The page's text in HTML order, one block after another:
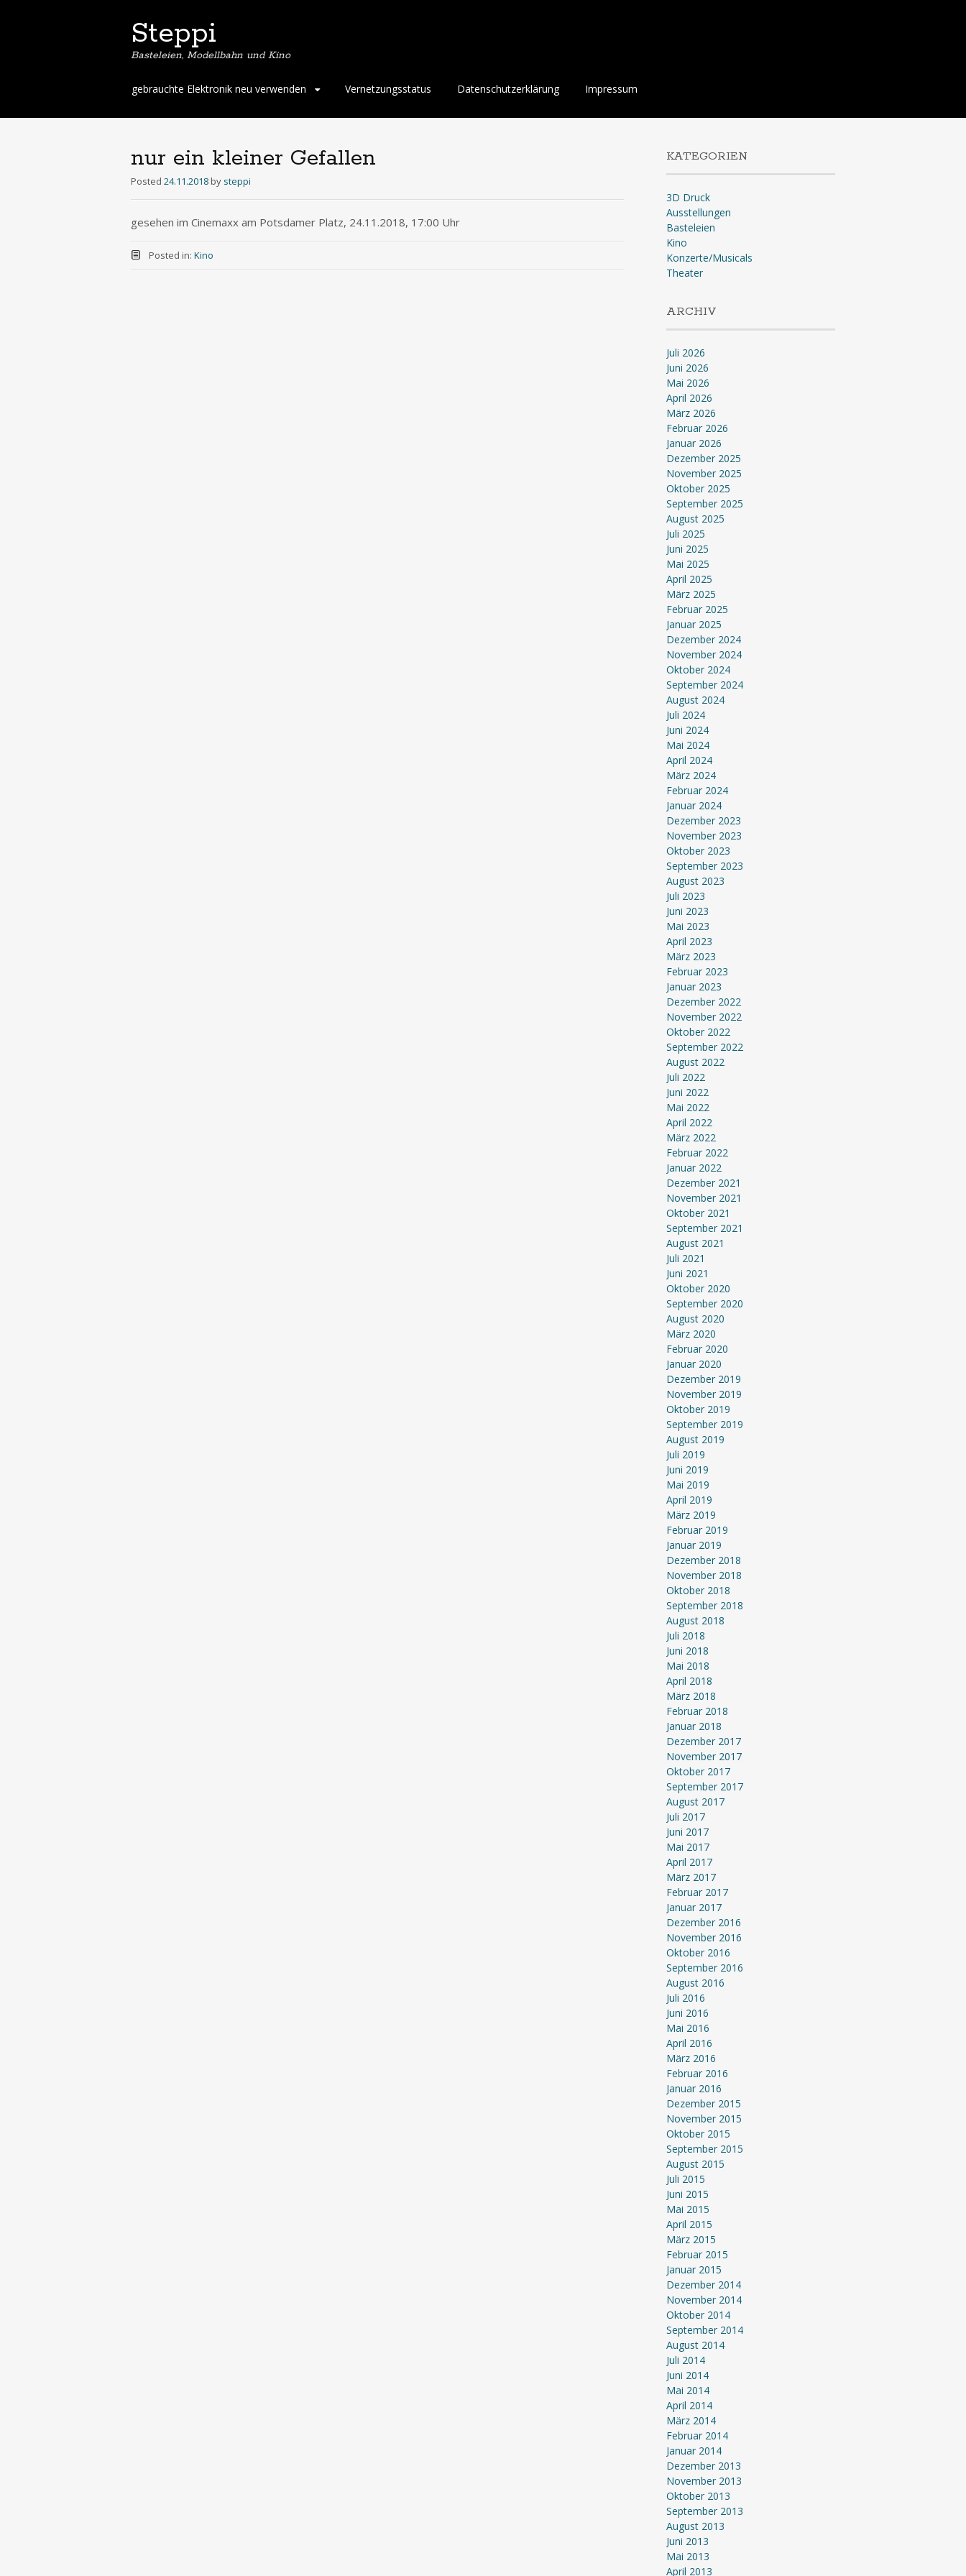
Steppi
Basteleien, Modellbahn und Kino
Skip
content
gebrauchte Elektronik neu verwenden Vernetzungsstatus Datenschutzerklärung Impressum
nur ein kleiner Gefallen
Posted 24.11.2018 by steppi
gesehen im Cinemaxx am Potsdamer Platz, 24.11.2018, 17:00 Uhr
Posted in: Kino
KATEGORIEN
3D Druck
Ausstellungen
Basteleien
Kino
Konzerte/Musicals
Theater
ARCHIV
Juli 2026
Juni 2026
Mai 2026
April 2026
März 2026
Februar 2026
Januar 2026
Dezember 2025
November 2025
Oktober 2025
September 2025
August 2025
Juli 2025
Juni 2025
Mai 2025
April 2025
März 2025
Februar 2025
Januar 2025
Dezember 2024
November 2024
Oktober 2024
September 2024
August 2024
Juli 2024
Juni 2024
Mai 2024
April 2024
März 2024
Februar 2024
Januar 2024
Dezember 2023
November 2023
Oktober 2023
September 2023
August 2023
Juli 2023
Juni 2023
Mai 2023
April 2023
März 2023
Februar 2023
Januar 2023
Dezember 2022
November 2022
Oktober 2022
September 2022
August 2022
Juli 2022
Juni 2022
Mai 2022
April 2022
März 2022
Februar 2022
Januar 2022
Dezember 2021
November 2021
Oktober 2021
September 2021
August 2021
Juli 2021
Juni 2021
Oktober 2020
September 2020
August 2020
März 2020
Februar 2020
Januar 2020
Dezember 2019
November 2019
Oktober 2019
September 2019
August 2019
Juli 2019
Juni 2019
Mai 2019
April 2019
März 2019
Februar 2019
Januar 2019
Dezember 2018
November 2018
Oktober 2018
September 2018
August 2018
Juli 2018
Juni 2018
Mai 2018
April 2018
März 2018
Februar 2018
Januar 2018
Dezember 2017
November 2017
Oktober 2017
September 2017
August 2017
Juli 2017
Juni 2017
Mai 2017
April 2017
März 2017
Februar 2017
Januar 2017
Dezember 2016
November 2016
Oktober 2016
September 2016
August 2016
Juli 2016
Juni 2016
Mai 2016
April 2016
März 2016
Februar 2016
Januar 2016
Dezember 2015
November 2015
Oktober 2015
September 2015
August 2015
Juli 2015
Juni 2015
Mai 2015
April 2015
März 2015
Februar 2015
Januar 2015
Dezember 2014
November 2014
Oktober 2014
September 2014
August 2014
Juli 2014
Juni 2014
Mai 2014
April 2014
März 2014
Februar 2014
Januar 2014
Dezember 2013
November 2013
Oktober 2013
September 2013
August 2013
Juni 2013
Mai 2013
April 2013